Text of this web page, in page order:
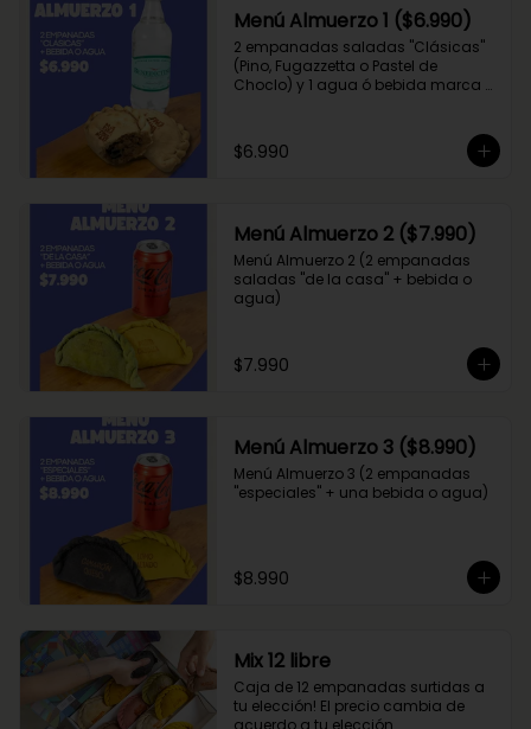
Menú Almuerzo 1 ($6.990)
2 empanadas saladas "Clásicas"
(Pino, Fugazzetta o Pastel de
Choclo) y 1 agua ó bebida marca
$6.990
Menú Almuerzo 2 ($7.990)
Menú Almuerzo 2 (2 empanadas
saladas "de la casa" + bebida o
agua)
$7.990
Menú Almuerzo 3 ($8.990)
Menú Almuerzo 3 (2 empanadas
"especiales" + una bebida o agua)
$8.990
Mix 12 libre
Caja de 12 empanadas surtidas a
tu elección! El precio cambia de
acuerdo a tu elección.